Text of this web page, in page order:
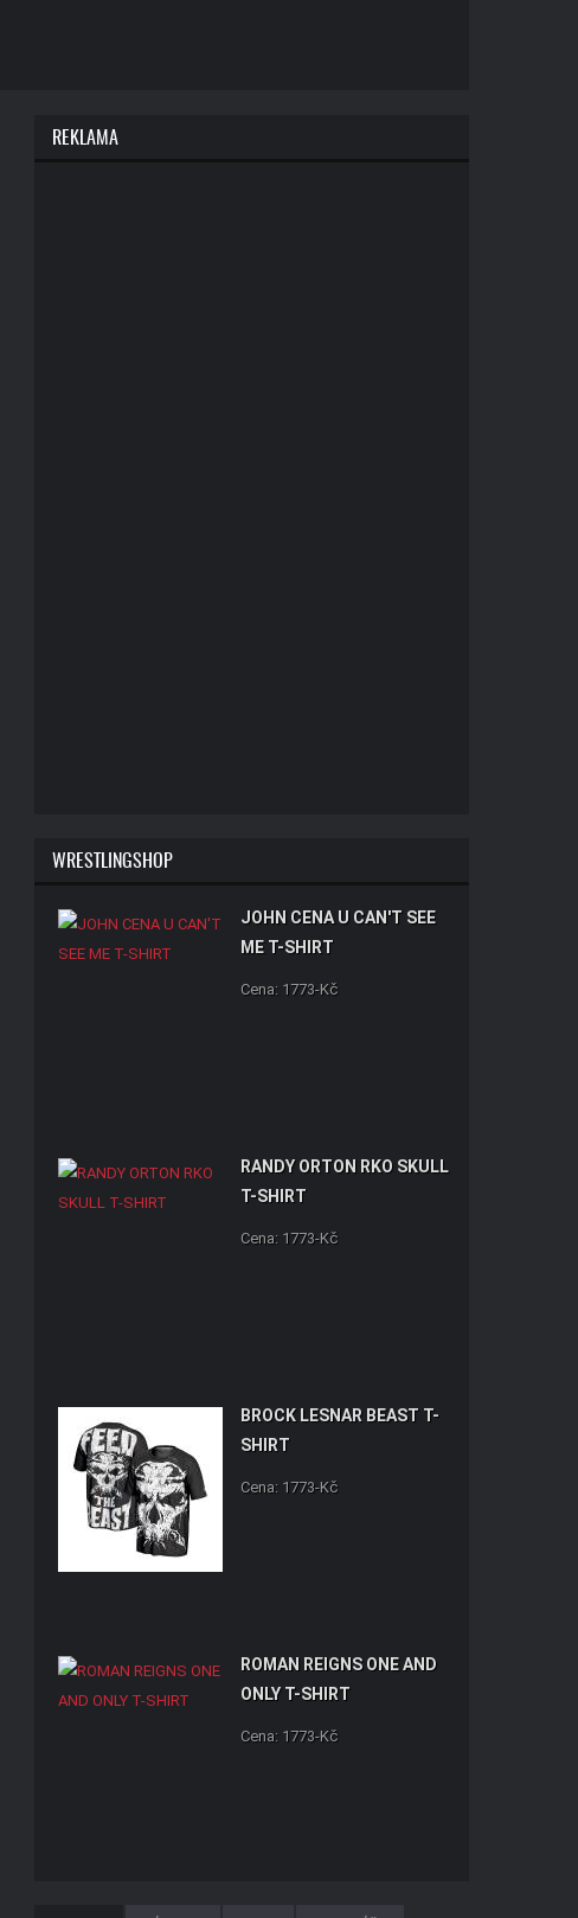
REKLAMA
WRESTLINGSHOP
JOHN CENA U CAN'T SEE
ME T-SHIRT
Cena: 1773-Kč
RANDY ORTON RKO SKULL
T-SHIRT
Cena: 1773-Kč
BROCK LESNAR BEAST T-
SHIRT
Cena: 1773-Kč
ROMAN REIGNS ONE AND
ONLY T-SHIRT
Cena: 1773-Kč